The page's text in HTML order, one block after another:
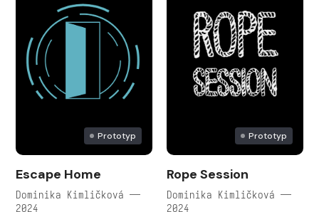
Prototyp
Escape Home
Dominika Kimličková —
2024
Prototyp
Rope Session
Dominika Kimličková —
2024